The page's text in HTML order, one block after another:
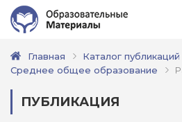
Главная
Каталог публикаций
Среднее общее образование
ПУБЛИКАЦИЯ